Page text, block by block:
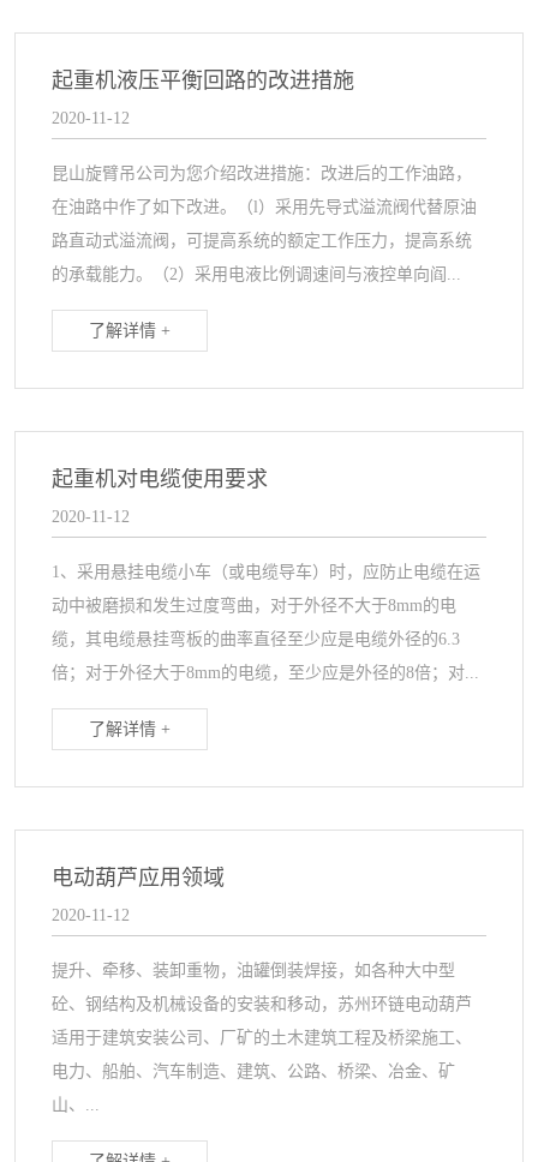
起重机液压平衡回路的改进措施
2020-11-12
昆山旋臂吊公司为您介绍改进措施：改进后的工作油路，
在油路中作了如下改进。（l）采用先导式溢流阀代替原油
路直动式溢流阀，可提高系统的额定工作压力，提高系统
的承载能力。（2）采用电液比例调速间与液控单向阎...
了解详情 +
起重机对电缆使用要求
2020-11-12
1、采用悬挂电缆小车（或电缆导车）时，应防止电缆在运
动中被磨损和发生过度弯曲，对于外径不大于8mm的电
缆，其电缆悬挂弯板的曲率直径至少应是电缆外径的6.3
倍；对于外径大于8mm的电缆，至少应是外径的8倍；对...
了解详情 +
电动葫芦应用领域
2020-11-12
提升、牵移、装卸重物，油罐倒装焊接，如各种大中型
砼、钢结构及机械设备的安装和移动，苏州环链电动葫芦
适用于建筑安装公司、厂矿的土木建筑工程及桥梁施工、
电力、船舶、汽车制造、建筑、公路、桥梁、冶金、矿
山、...